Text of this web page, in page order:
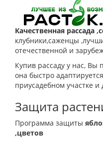
Качественная рассада
клубники,саженцы
отечественной и
Купив рассаду у нас, Вы
она быстро
приусадебном участке
Защита
Программа защиты
,цветов